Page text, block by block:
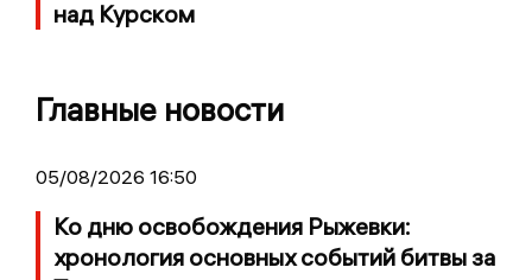
над Курском
Главные новости
05/08/2026 16:50
Ко дню освобождения Рыжевки:
хронология основных событий битвы за